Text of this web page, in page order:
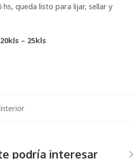
hs, queda listo para lijar, sellar y
– 25kls
podría interesar